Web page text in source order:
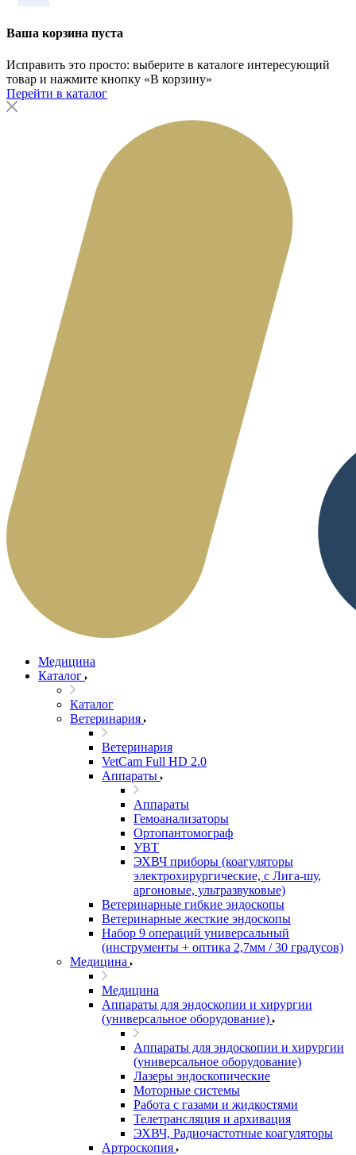
Ваша корзина пуста
Исправить это просто: выберите в каталоге интересующий
товар и нажмите кнопку «В корзину»
Перейти в каталог
Медицина
Каталог
Каталог
Ветеринария
Ветеринария
VetCam Full HD 2.0
Аппараты
Аппараты
Гемоанализаторы
Ортопантомограф
УВТ
ЭХВЧ приборы (коагуляторы
электрохирургические, с Лига-шу,
аргоновые, ультразвуковые)
Ветеринарные гибкие эндоскопы
Ветеринарные жесткие эндоскопы
Набор 9 операций универсальный
(инструменты + оптика 2,7мм / 30 градусов)
Медицина
Медицина
Аппараты для эндоскопии и хирургии
(универсальное оборудование)
Аппараты для эндоскопии и хирургии
(универсальное оборудование)
Лазеры эндоскопические
Моторные системы
Работа с газами и жидкостями
Телетрансляция и архивация
ЭХВЧ, Радиочастотные коагуляторы
Артроскопия